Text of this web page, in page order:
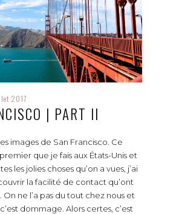
2017
| PART II
images de San Francisco. Ce
que je fais aux États-Unis et
les jolies choses qu’on a vues, j’ai
la facilité de contact qu’ont
On ne l’a pas du tout chez nous et
dommage. Alors certes, c’est